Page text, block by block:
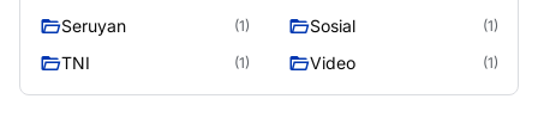
Seruyan (1) Sosial (1)
TNI (1) Video (1)